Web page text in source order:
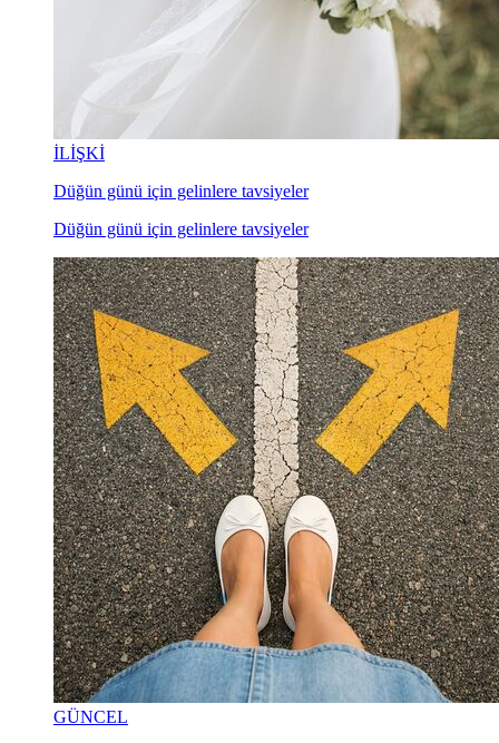
İLİŞKİ
Düğün günü için gelinlere tavsiyeler
Düğün günü için gelinlere tavsiyeler
GÜNCEL